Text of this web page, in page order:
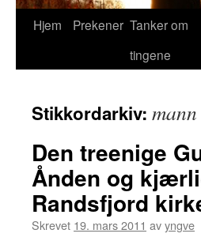
Hopp
Hjem Prekener Tanker om
tingene
Stikkordarkiv:
Den treenige
Ånden og
Randsfjord
Skrevet 19. mars 2011 avyngve